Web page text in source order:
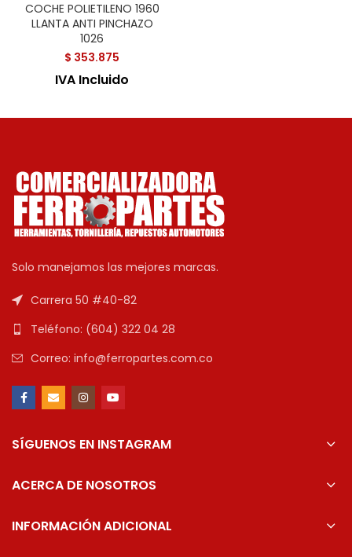
COCHE POLIETILENO 1960
LLANTA ANTI PINCHAZO
1026
$ 353.875
IVA Incluido
Solo manejamos las mejores marcas.
Carrera 50 #40-82
Teléfono: (604) 322 04 28
Correo: info@ferropartes.com.co
SÍGUENOS EN INSTAGRAM
ACERCA DE NOSOTROS
INFORMACIÓN ADICIONAL